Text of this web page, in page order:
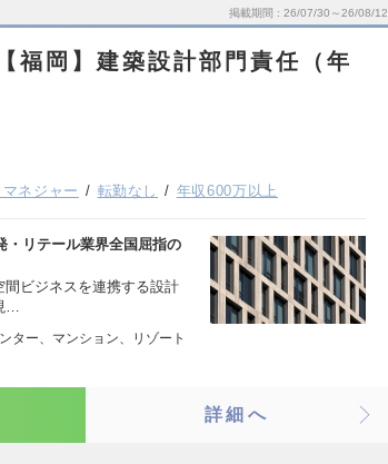
掲載期間 26/07/30～26/08/12
福岡】建築設計部門責任（年
ネジャー 転勤なし 年収600万以上
・リテール業界全国屈指の
間ビジネスを連携する設計
…
ター、マンション、リゾート
詳細へ